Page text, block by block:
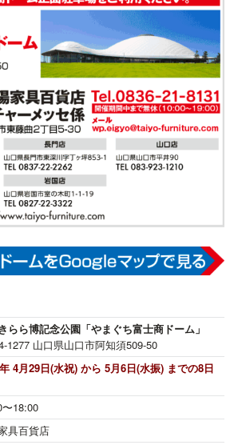
らら博記念公園「やまぐち富士商ドーム」
1277 山口県山口市阿知須509-50
4月29日(水祝) から 5月6日(水振) までの8日
〜18:00
具百貨店